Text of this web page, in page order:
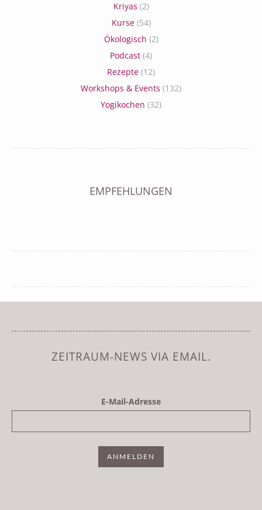
Kriyas (2)
Kurse(54)
Ökologisch (2)
Podcast (4)
Rezepte (12)
Workshops & Events (132)
Yogikochen (32)
EMPFEHLUNGEN
ZEITRAUM-NEWS VIA EMAIL.
E-Mail-Adresse